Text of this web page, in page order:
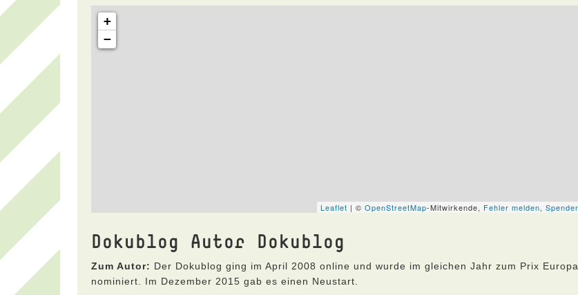
Dokublog Autor Dokublog
Zum Autor: Der Dokublog ging im April 2008 online und wurde im gleichen Jahr zum Prix Europa
nominiert. Im Dezember 2015 gab es einen Neustart.